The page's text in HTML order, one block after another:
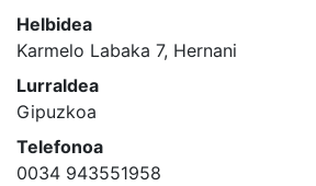
Helbidea
Karmelo Labaka 7, Hernani
Lurraldea
Gipuzkoa
Telefonoa
0034 943551958